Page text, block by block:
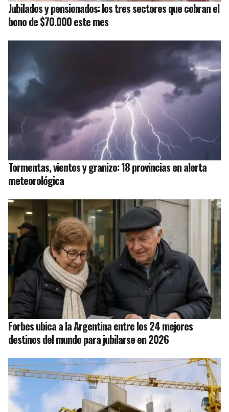
Jubilados y pensionados: los tres sectores que cobran el
bono de $70.000 este mes
Tormentas, vientos y granizo: 18 provincias en alerta
meteorológica
Forbes ubica a la Argentina entre los 24 mejores
destinos del mundo para jubilarse en 2026